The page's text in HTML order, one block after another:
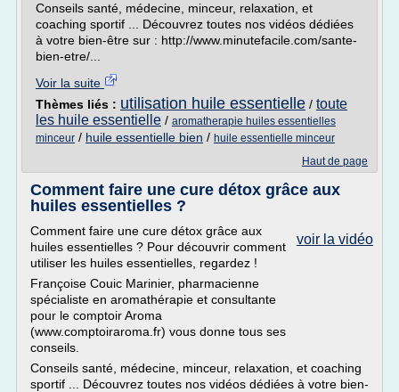
Conseils santé, médecine, minceur, relaxation, et
coaching sportif ... Découvrez toutes nos vidéos dédiées
à votre bien-être sur : http://www.minutefacile.com/sante-
bien-etre/...
Voir la suite
Thèmes liés : utilisation huile essentielle / toute
les huile essentielle / aromatherapie huiles essentielles
minceur / huile essentielle bien / huile essentielle minceur
Haut de page
Comment faire une cure détox grâce aux
huiles essentielles ?
voir la vidéo
Comment faire une cure détox grâce aux
huiles essentielles ? Pour découvrir comment
utiliser les huiles essentielles, regardez !
Françoise Couic Marinier, pharmacienne
spécialiste en aromathérapie et consultante
pour le comptoir Aroma
(www.comptoiraroma.fr) vous donne tous ses
conseils.
Conseils santé, médecine, minceur, relaxation, et coaching
sportif ... Découvrez toutes nos vidéos dédiées à votre bien-